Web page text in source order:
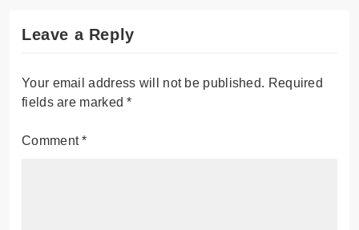
Leave a Reply
Your email address will not be published. Required
fields are marked*
Comment*